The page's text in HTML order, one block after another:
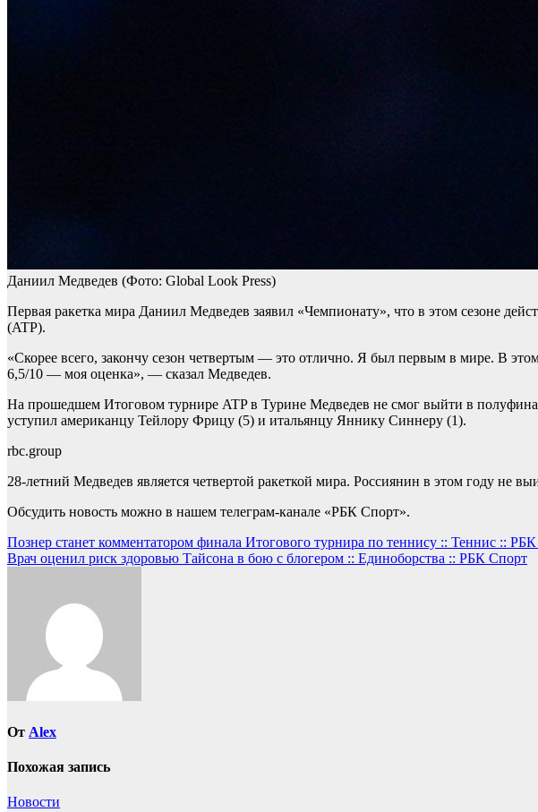
Даниил Медведев (Фото: Global Look Press)
Первая ракетка мира Даниил Медведев заявил «Чемпионату», что в этом сезоне
(ATP).
«Скорее всего, закончу сезон четвертым — это отлично. Я был первым в мире. В
6,5/10 — моя оценка», — сказал Медведев.
На прошедшем Итоговом турнире ATP в Турине Медведев не смог выйти в
уступил американцу Тейлору Фрицу (5) и итальянцу Яннику Синнеру (1).
rbc.group
28-летний Медведев является четвертой ракеткой мира. Россиянин в этом году не
Обсудить новость можно в нашем телеграм-канале «РБК Спорт».
Навигация
по
Познер станет комментатором финала Итогового турнира по теннису :: Теннис ::
Врач оценил риск здоровью Тайсона в бою с блогером :: Единоборства :: РБК Спорт
От Alex
Похожая запись
Новости